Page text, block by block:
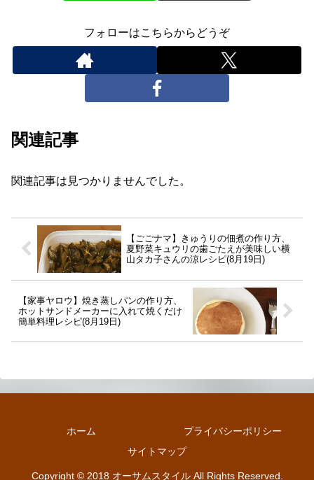
フォローはこちらからどうぞ
関連記事
関連記事は見つかりませんでした。
【ごごナマ】きゅうりの佃煮の作り方、
夏野菜キュウリの歯ごたえが美味しい横
山タカ子さんの涼レシピ(8月19日)
【家事ヤロウ】焼き蒸しパンの作り方、
ホットサンドメーカーに入れて焼くだけ
簡単料理レシピ(8月19日)
ホーム
プライバシーポリシー
サイトマップ
Copyright © 2018 オーサムスタイル All Rights Reserved.